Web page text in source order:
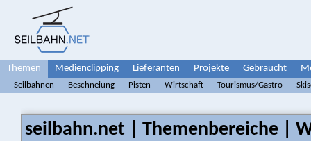
Themen Medienclipping Lieferanten Projekte Gebraucht
Seilbahnen Beschneiung Pisten Wirtschaft Tourismus/Gastro
seilbahn.net | Themenbereiche |